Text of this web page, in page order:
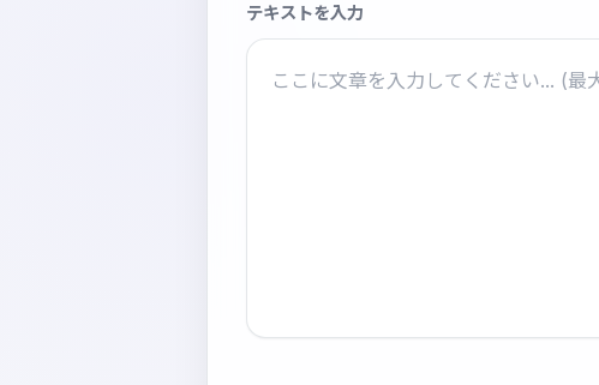
テキストを入力